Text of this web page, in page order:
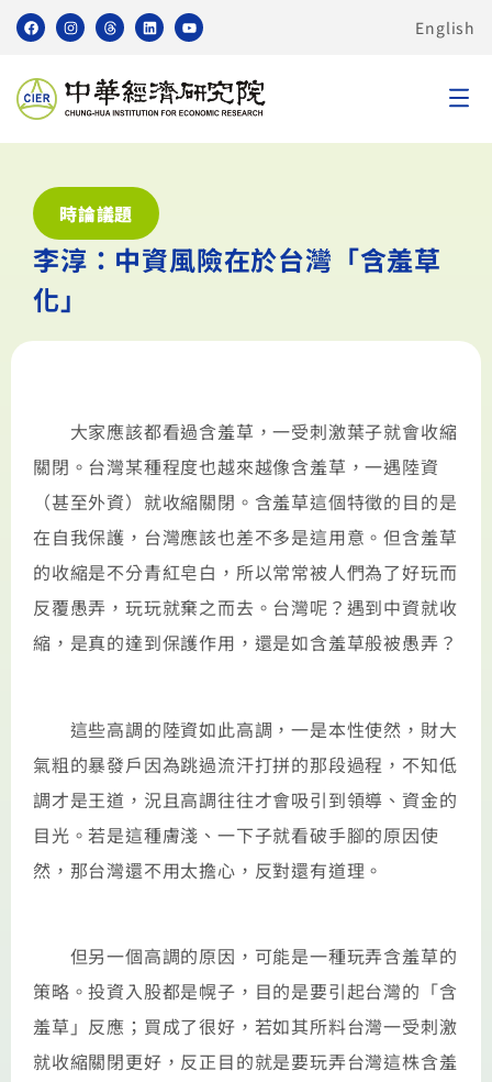
English
時論議題
李淳：中資風險在於台灣「含羞草
化」
大家應該都看過含羞草，一受刺激葉子就會收縮
關閉。台灣某種程度也越來越像含羞草，一遇陸資
（甚至外資）就收縮關閉。含羞草這個特徵的目的是
在自我保護，台灣應該也差不多是這用意。但含羞草
的收縮是不分青紅皂白，所以常常被人們為了好玩而
反覆愚弄，玩玩就棄之而去。台灣呢？遇到中資就收
縮，是真的達到保護作用，還是如含羞草般被愚弄？
這些高調的陸資如此高調，一是本性使然，財大
氣粗的暴發戶因為跳過流汗打拼的那段過程，不知低
調才是王道，況且高調往往才會吸引到領導、資金的
目光。若是這種膚淺、一下子就看破手腳的原因使
然，那台灣還不用太擔心，反對還有道理。
但另一個高調的原因，可能是一種玩弄含羞草的
策略。投資入股都是幌子，目的是要引起台灣的「含
羞草」反應；買成了很好，若如其所料台灣一受刺激
就收縮關閉更好，反正目的就是要玩弄台灣這株含羞